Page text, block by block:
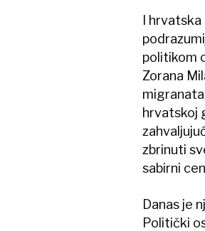
I
politikom
Zorana
hrvatskoj
zbrinuti
sabirni
Danas je
Politički